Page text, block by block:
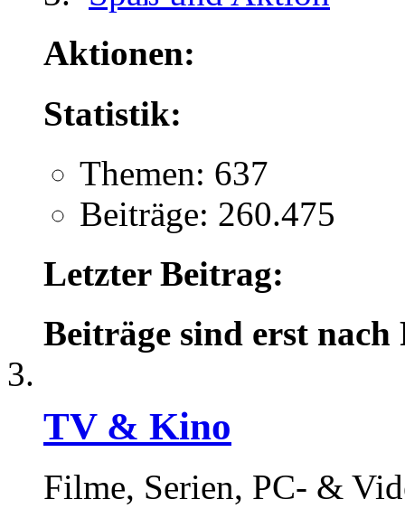
Aktionen:
Statistik:
Themen: 637
Beiträge: 260.475
Letzter Beitrag:
Beiträge sind erst
TV & Kino
Filme, Serien, PC- &